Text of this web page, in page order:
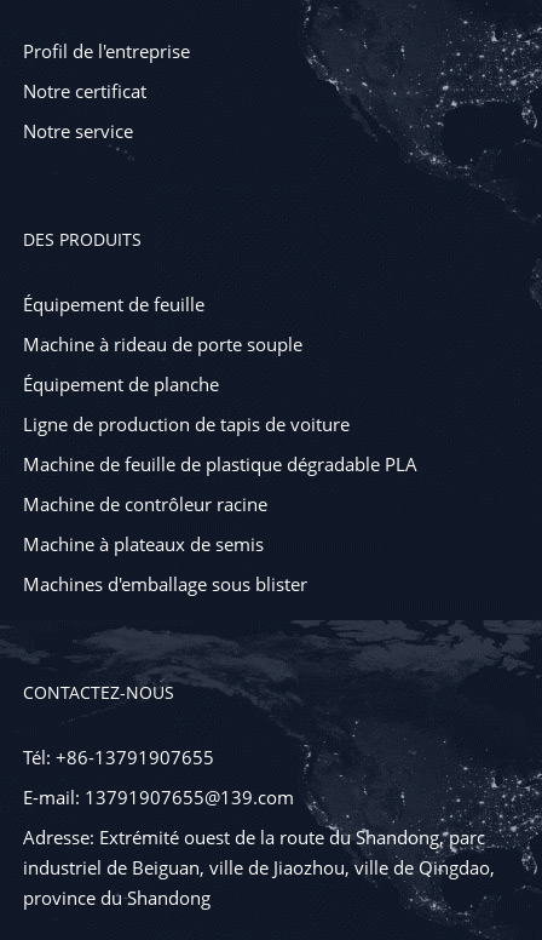
Profil de l'entreprise
Notre certificat
Notre service
DES PRODUITS
Équipement de feuille
Machine à rideau de porte souple
Équipement de planche
Ligne de production de tapis de voiture
Machine de feuille de plastique dégradable PLA
Machine de contrôleur racine
Machine à plateaux de semis
Machines d'emballage sous blister
CONTACTEZ-NOUS
Tél: +86-13791907655
E-mail: 13791907655@139.com
Adresse: Extrémité ouest de la route du Shandong, parc
industriel de Beiguan, ville de Jiaozhou, ville de Qingdao,
province du Shandong